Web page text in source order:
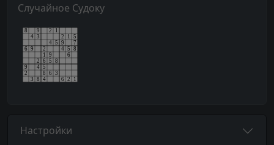
Случайное Судоку
Настройки